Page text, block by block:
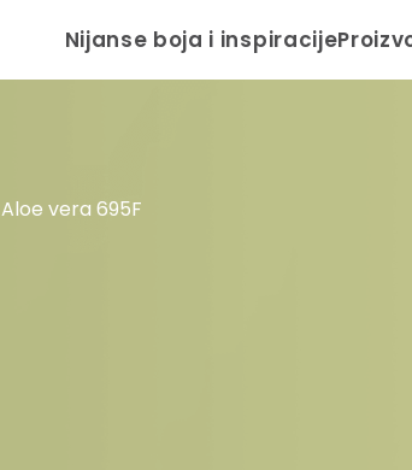
Nijanse boja i inspiracije
Aloe vera 695F